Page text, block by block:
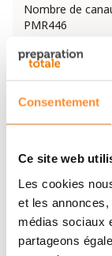
Consentement
Ce site web
Les cookies
et les
médias sociaux
partageons
Nombre de
PMR446
Nombre de
Tons CTCSS
Type d’affichage
Matériau du
Étanchéité